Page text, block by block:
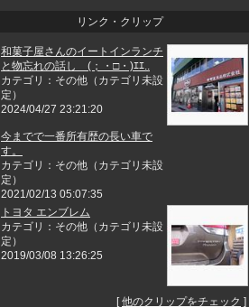
リンク・クリップ
和菓子屋さんのイートインランチ
と物忘れの話し (；・□・)ｴｴ..
カテゴリ：その他（カテゴリ未設
定）
2024/04/27 23:21:20
今までで一番所有歴の長い車で
す。
カテゴリ：その他（カテゴリ未設
定）
2021/02/13 05:07:35
トヨタ エンブレム
カテゴリ：その他（カテゴリ未設
定）
2019/03/08 13:26:25
[他のクリップをチェック ]